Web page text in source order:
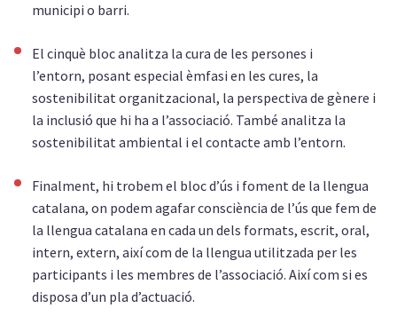
municipi o barri.
El cinquè bloc analitza la cura de les persones i
l’entorn, posant especial èmfasi en les cures, la
sostenibilitat organitzacional, la perspectiva de gènere i
la inclusió que hi ha a l’associació. També analitza la
sostenibilitat ambiental i el contacte amb l’entorn.
Finalment, hi trobem el bloc d’ús i foment de la llengua
catalana, on podem agafar consciència de l’ús que fem de
la llengua catalana en cada un dels formats, escrit, oral,
intern, extern, així com de la llengua utilitzada per les
participants i les membres de l’associació. Així com si es
disposa d’un pla d’actuació.